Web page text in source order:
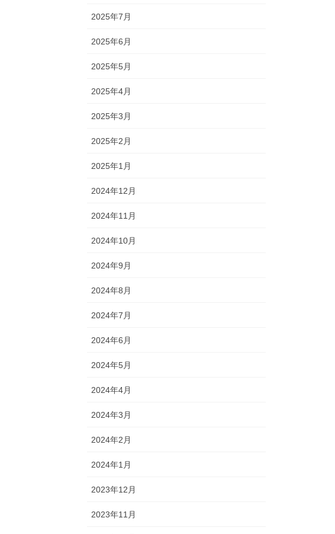
2025年7月
2025年6月
2025年5月
2025年4月
2025年3月
2025年2月
2025年1月
2024年12月
2024年11月
2024年10月
2024年9月
2024年8月
2024年7月
2024年6月
2024年5月
2024年4月
2024年3月
2024年2月
2024年1月
2023年12月
2023年11月